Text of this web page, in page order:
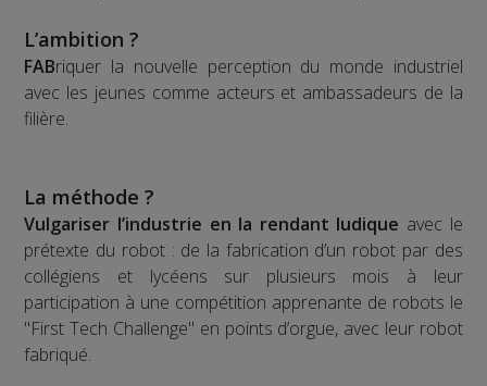
L’ambition ?
FABriquer la nouvelle perception du monde industriel
avec les jeunes comme acteurs et ambassadeurs de la
filière.
La méthode ?
Vulgariser l’industrie en la rendant ludique avec le
prétexte du robot : de la fabrication d’un robot par des
collégiens et lycéens sur plusieurs mois à leur
participation à une compétition apprenante de robots le
"First Tech Challenge" en points d’orgue, avec leur robot
fabriqué.